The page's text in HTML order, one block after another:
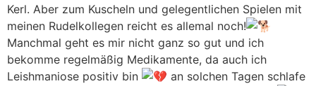
Kerl. Aber zum Kuscheln und gelegentlichen Spielen mit
meinen Rudelkollegen reicht es allemal noch!
Manchmal geht es mir nicht ganz so gut und ich
bekomme regelmäßig Medikamente, da auch ich
Leishmaniose positiv bin
an solchen Tagen schlafe